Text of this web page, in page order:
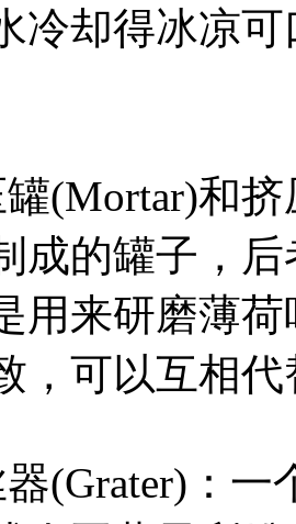
冷却得冰凉
(Mortar)和挤
成的罐子，
用来研磨薄
，可以互相代
(Grater)：一